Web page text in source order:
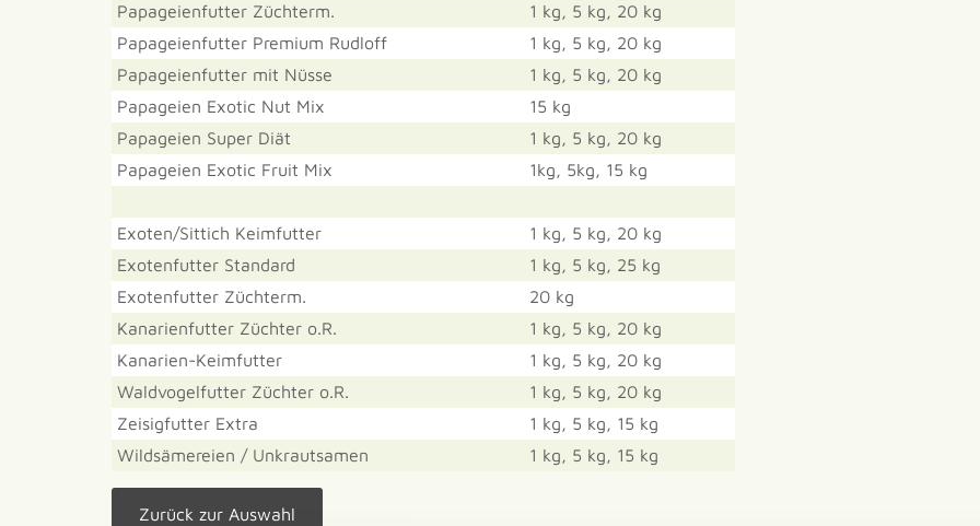
Papageienfutter Züchterm.
1 kg, 5 kg, 20 kg
Papageienfutter Premium Rudloff
1 kg, 5 kg, 20 kg
Papageienfutter mit Nüsse
1 kg, 5 kg, 20 kg
Papageien Exotic Nut Mix
15 kg
Papageien Super Diät
1 kg, 5 kg, 20 kg
Papageien Exotic Fruit Mix
1kg, 5kg, 15 kg
Exoten/Sittich Keimfutter
1 kg, 5 kg, 20 kg
Exotenfutter Standard
1 kg, 5 kg, 25 kg
Exotenfutter Züchterm.
20 kg
Kanarienfutter Züchter o.R.
1 kg, 5 kg, 20 kg
Kanarien-Keimfutter
1 kg, 5 kg, 20 kg
Waldvogelfutter Züchter o.R.
1 kg, 5 kg, 20 kg
Zeisigfutter Extra
1 kg, 5 kg, 15 kg
Wildsämereien / Unkrautsamen
1 kg, 5 kg, 15 kg
Zurück zur Auswahl